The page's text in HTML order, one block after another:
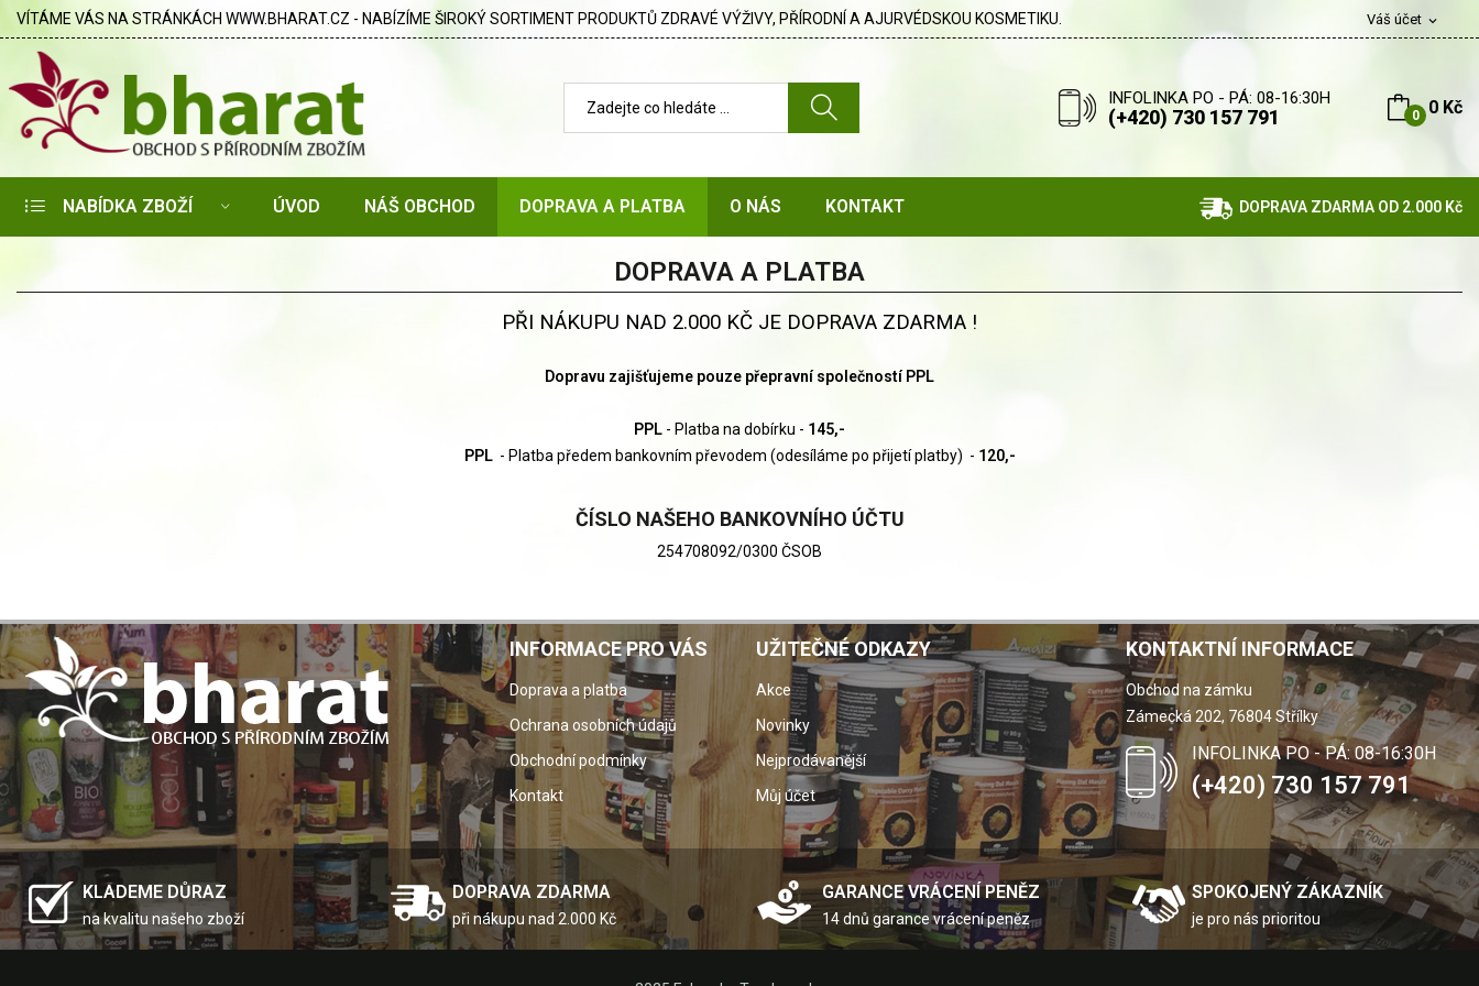
Váš účet expand_more
VÍTÁME VÁS NA STRÁNKÁCH WWW.BHARAT.CZ - NABÍZÍME ŠIROKÝ SORTIMENT PRODUKTŮ ZDRAVÉ VÝŽIVY, PŘÍRODNÍ A AJURVÉDSKOU KOSMETIKU.
0 0 Kč
INFOLINKA PO - PÁ: 08-16:30H
(+420) 730 157 791
NABÍDKA ZBOŽÍ ÚVOD NÁŠ OBCHOD DOPRAVA A PLATBA O NÁS KONTAKT DOPRAVA ZDARMA OD 2.000 Kč
DOPRAVA A PLATBA
PŘI NÁKUPU NAD 2.000 KČ JE DOPRAVA ZDARMA !
Dopravu zajišťujeme pouze přepravní společností PPL
PPL - Platba na dobírku - 145,-
PPL - Platba předem bankovním převodem (odesíláme po přijetí platby) - 120,-
ČÍSLO NAŠEHO BANKOVNÍHO ÚČTU
254708092/0300 ČSOB
INFORMACE PRO VÁS
Doprava a platba
Ochrana osobních údajů
Obchodní podmínky
Kontakt
UŽITEČNÉ ODKAZY
Akce
Novinky
Nejprodávanější
Můj účet
KONTAKTNÍ INFORMACE
Obchod na zámku
Zámecká 202, 76804 Střílky
INFOLINKA PO - PÁ: 08-16:30H
(+420) 730 157 791
KLADEME DŮRAZ
na kvalitu našeho zboží
DOPRAVA ZDARMA
při nákupu nad 2.000 Kč
GARANCE VRÁCENÍ PENĚZ
14 dnů garance vrácení peněz
SPOKOJENÝ ZÁKAZNÍK
je pro nás prioritou